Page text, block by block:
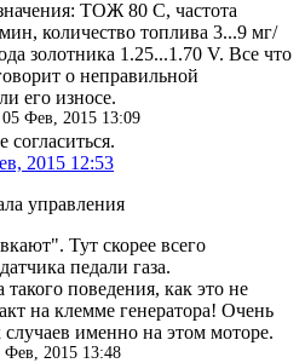
ТОЖ 80 С, частота
количество топлива 3...9 мг/
золотника 1.25...1.70 V. Все что
о неправильной
его износе.
05 Фев, 2015 13:09
2015 12:53
управления
Тут скорее всего
педали газа.
поведения, как это не
на клемме генератора! Очень
случаев именно на этом моторе.
Фев, 2015 13:48